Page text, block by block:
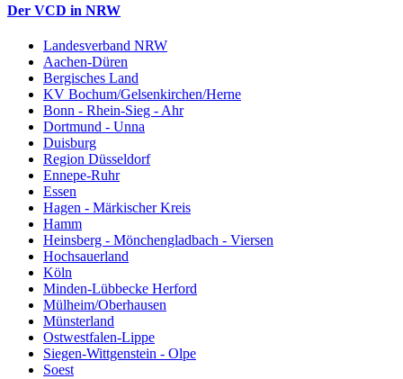
Der VCD in NRW
Landesverband NRW
Aachen-Düren
Bergisches Land
KV Bochum/Gelsenkirchen/Herne
Bonn - Rhein-Sieg - Ahr
Dortmund - Unna
Duisburg
Region Düsseldorf
Ennepe-Ruhr
Essen
Hagen - Märkischer Kreis
Hamm
Heinsberg - Mönchengladbach - Viersen
Hochsauerland
Köln
Minden-Lübbecke Herford
Mülheim/Oberhausen
Münsterland
Ostwestfalen-Lippe
Siegen-Wittgenstein - Olpe
Soest